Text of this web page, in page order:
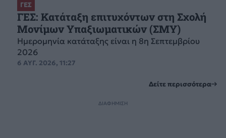
ΓΕΣ
ΓΕΣ: Κατάταξη επιτυχόντων στη Σχολή
Μονίμων Υπαξιωματικών (ΣΜΥ)
Ημερομηνία κατάταξης είναι η 8η Σεπτεμβρίου
2026
6 ΑΥΓ. 2026, 11:27
Δείτε περισσότερα
ΔΙΑΦΗΜΙΣΗ